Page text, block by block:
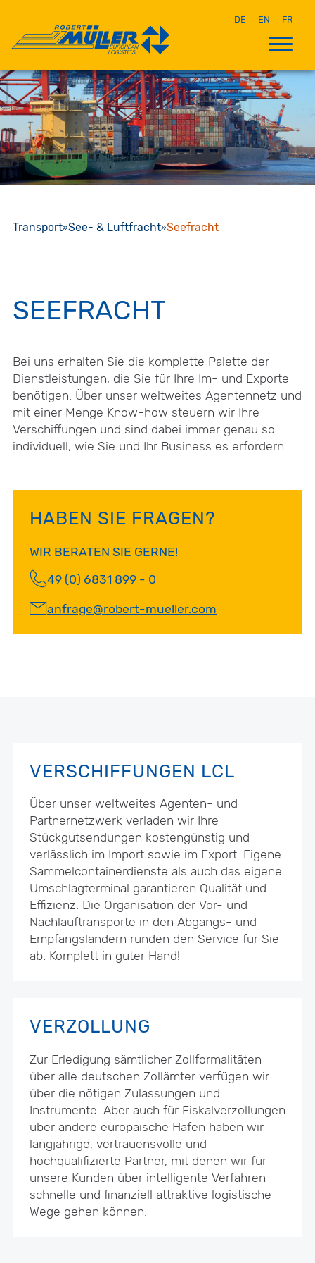
DE EN FR
Transport See- & Luftfracht Seefracht
SEEFRACHT
Bei uns erhalten Sie die komplette Palette der
Dienstleistungen, die Sie für Ihre Im- und Exporte
benötigen. Über unser weltweites Agentennetz und
mit einer Menge Know-how steuern wir Ihre
Verschiffungen und sind dabei immer genau so
individuell, wie Sie und Ihr Business es erfordern.
HABEN SIE FRAGEN?
WIR BERATEN SIE GERNE!
49 (0) 6831 899 - 0
anfrage@robert-mueller.com
VERSCHIFFUNGEN LCL
Über unser weltweites Agenten- und
Partnernetzwerk verladen wir Ihre
Stückgutsendungen kostengünstig und
verlässlich im Import sowie im Export. Eigene
Sammelcontainerdienste als auch das eigene
Umschlagterminal garantieren Qualität und
Effizienz. Die Organisation der Vor- und
Nachlauftransporte in den Abgangs- und
Empfangsländern runden den Service für Sie
ab. Komplett in guter Hand!
VERZOLLUNG
Zur Erledigung sämtlicher Zollformalitäten
über alle deutschen Zollämter verfügen wir
über die nötigen Zulassungen und
Instrumente. Aber auch für Fiskalverzollungen
über andere europäische Häfen haben wir
langjährige, vertrauensvolle und
hochqualifizierte Partner, mit denen wir für
unsere Kunden über intelligente Verfahren
schnelle und finanziell attraktive logistische
Wege gehen können.